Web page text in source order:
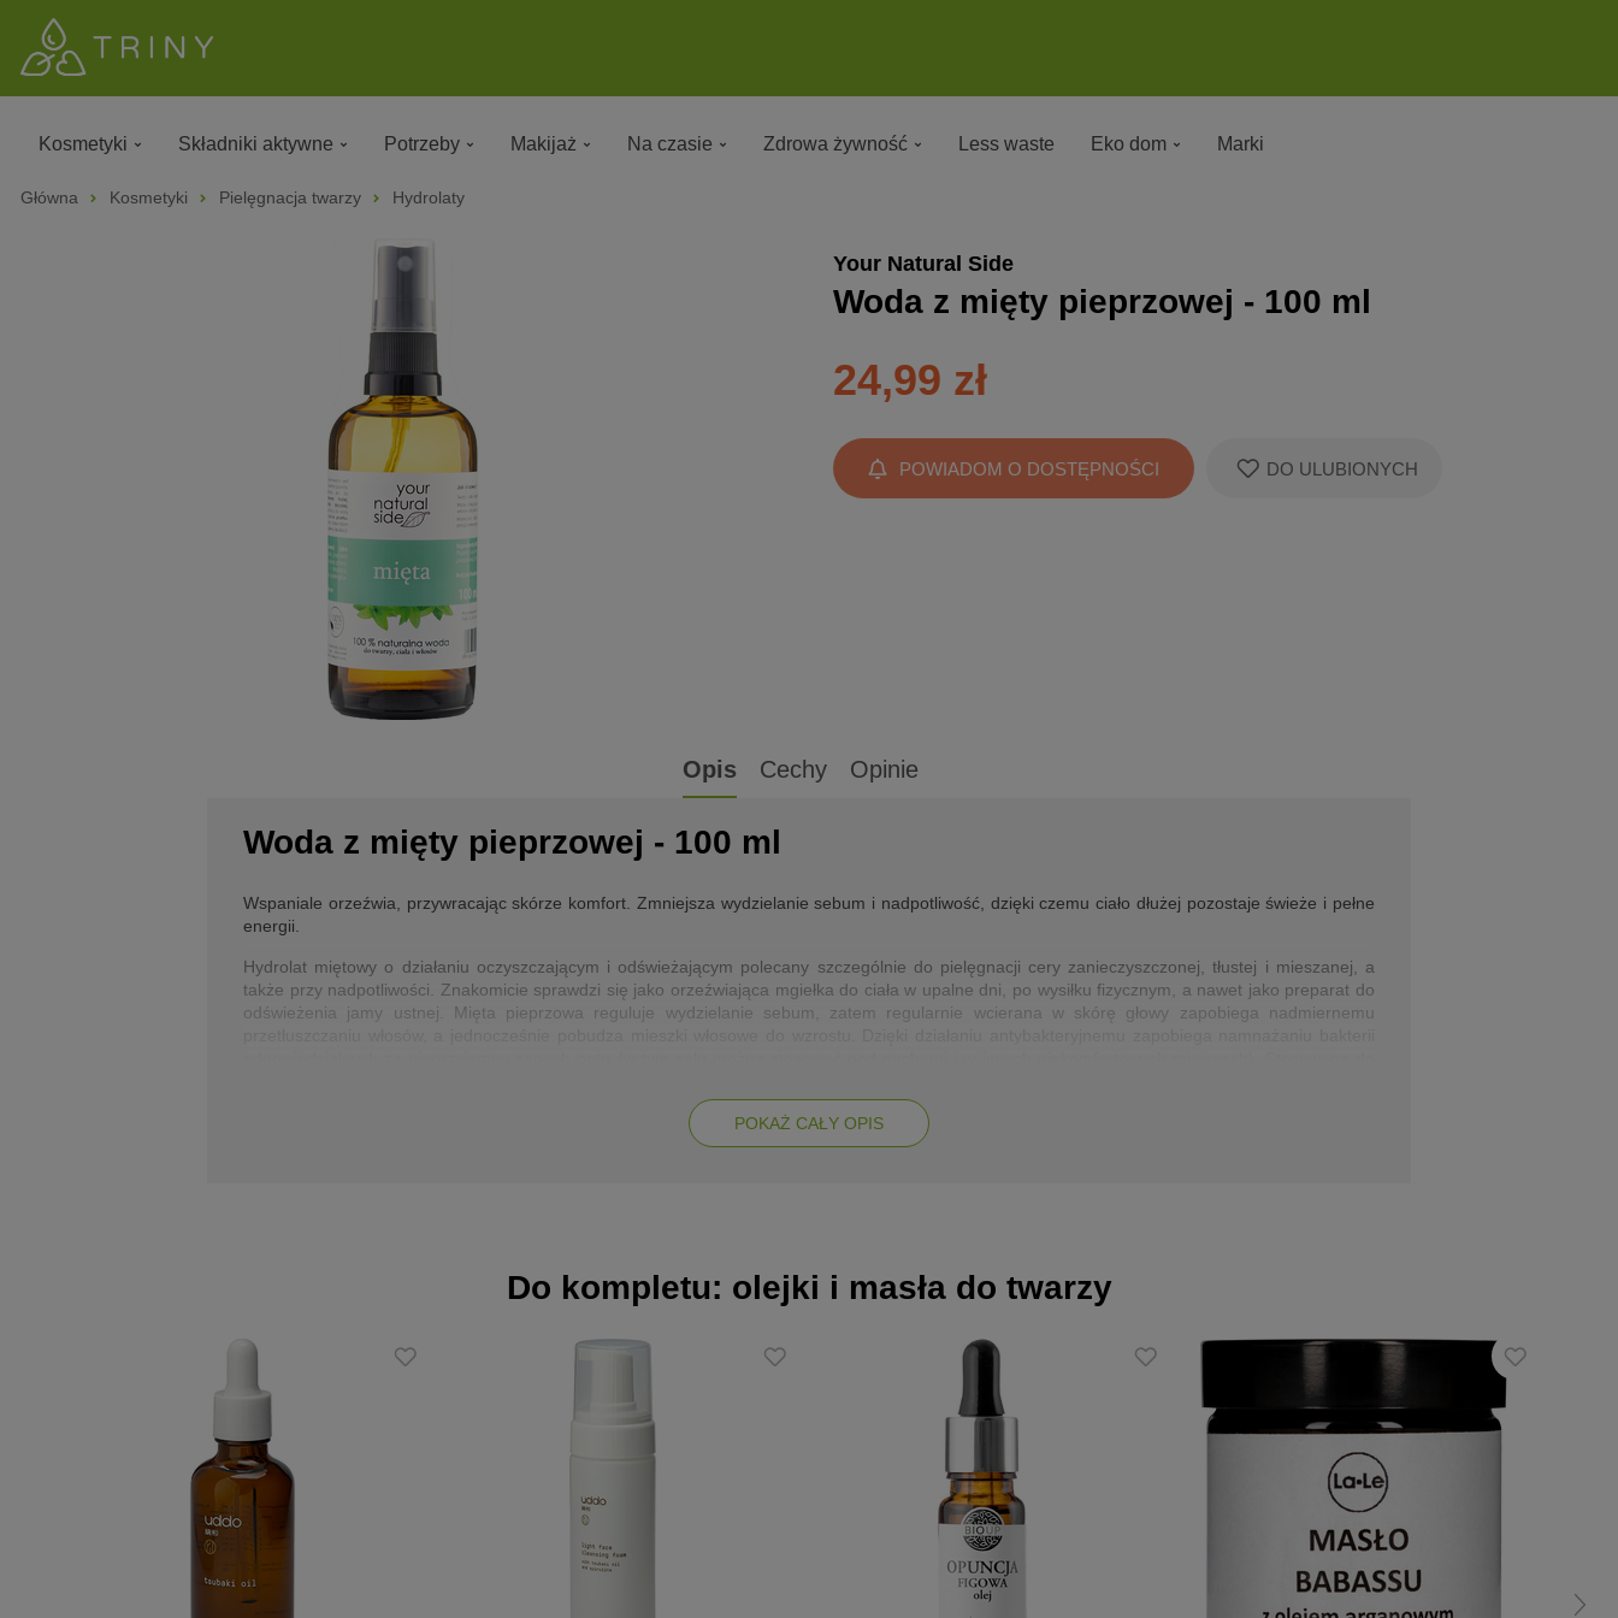
Kosmetyki Składniki aktywne Potrzeby Makijaż Na czasie Zdrowa żywność Less waste Eko dom Marki
Główna Kosmetyki Pielęgnacja twarzy Hydrolaty
Your Natural Side
Woda z mięty pieprzowej - 100 ml
24,99 zł
POWIADOM O DOSTĘPNOŚCI DO ULUBIONYCH
Opis Cechy Opinie
Woda z mięty pieprzowej - 100 ml
Wspaniale orzeźwia, przywracając skórze komfort. Zmniejsza wydzielanie sebum i nadpotliwość, dzięki czemu ciało dłużej pozostaje świeże i pełne
energii.
Hydrolat miętowy o działaniu oczyszczającym i odświeżającym polecany szczególnie do pielęgnacji cery zanieczyszczonej, tłustej i mieszanej, a
także przy nadpotliwości. Znakomicie sprawdzi się jako orzeźwiająca mgiełka do ciała w upalne dni, po wysiłku fizycznym, a nawet jako preparat do
odświeżenia jamy ustnej. Mięta pieprzowa reguluje wydzielanie sebum, zatem regularnie wcierana w skórę głowy zapobiega nadmiernemu
chłodzi i orzeźwia
Zalety:
nietestowana na zwierzętach
szczególnie polecana do skóry tłustej, mieszanej, zanieczyszczonej i nadpotliwości
POKAŻ CAŁY OPIS
Do kompletu: olejki i masła do twarzy